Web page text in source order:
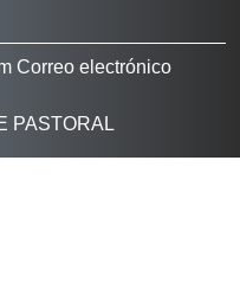
Correo electrónico
PASTORAL